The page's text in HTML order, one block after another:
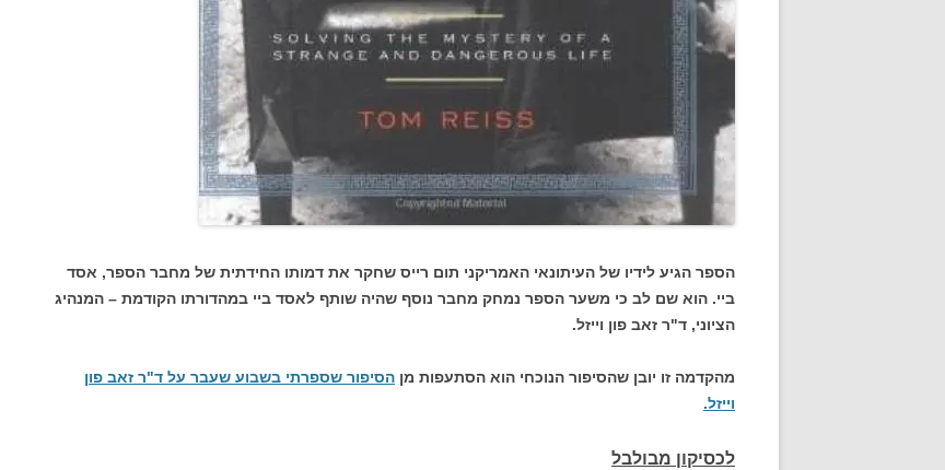
הספר הגיע לידיו של העיתונאי האמריקני תום רייס שחקר את דמותו החידתית של מחבר הספר, אסד
ביי. הוא שם לב כי משער הספר נמחק מחבר נוסף שהיה שותף לאסד ביי במהדורתו הקודמת – המנהיג
הציוני, ד"ר זאב פון וייזל.
מהקדמה זו יובן שהסיפור הנוכחי הוא הסתעפות מן הסיפור שספרתי בשבוע שעבר על ד"ר זאב פון
וייזל.
לכסיקון מבולבל